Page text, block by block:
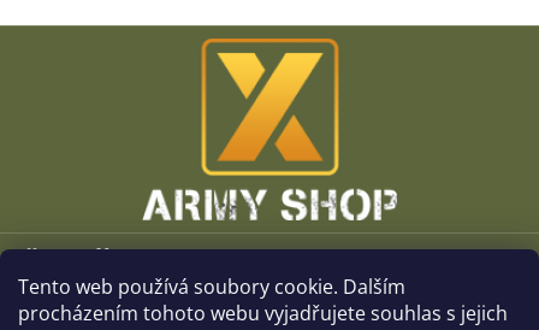
Tento web používá soubory cookie. Dalším
procházením tohoto webu vyjadřujete souhlas s jejich
Z
Vše o nákupu
O společnosti